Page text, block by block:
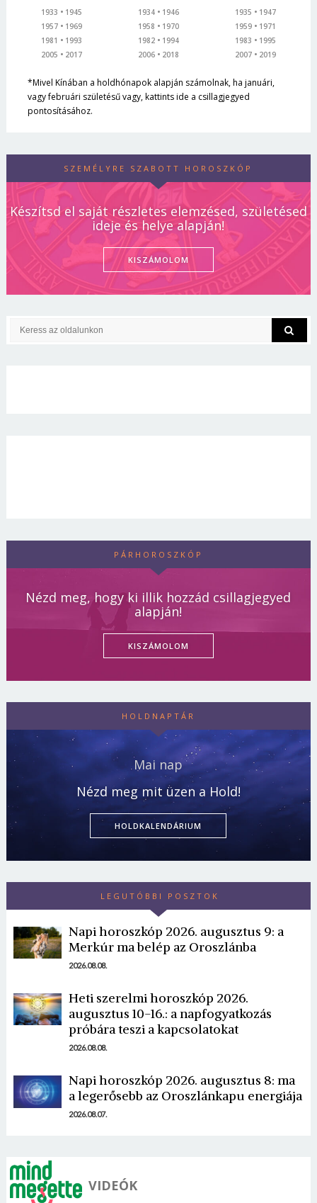
1933
1945
1957
1969
1981
1993
2005
2017
1934
1946
1958
1970
1982
1994
2006
2018
1935
1947
1959
1971
1983
1995
2007
2019
*Mivel Kínában a holdhónapok alapján számolnak, ha januári,
vagy februári születésű vagy, kattints ide a csillagjegyed
pontosításához.
SZEMÉLYRE SZABOTT HOROSZKÓP
Készítsd el saját részletes elemzésed, születésed
ideje és helye alapján!
KISZÁMOLOM
PÁRHOROSZKÓP
Nézd meg, hogy ki illik hozzád csillagjegyed
alapján!
KISZÁMOLOM
HOLDNAPTÁR
Mai nap
Nézd meg mit üzen a Hold!
HOLDKALENDÁRIUM
LEGUTÓBBI POSZTOK
Napi horoszkóp 2026. augusztus 9: a
Merkúr ma belép az Oroszlánba
2026.08.08.
Heti szerelmi horoszkóp 2026.
augusztus 10-16.: a napfogyatkozás
próbára teszi a kapcsolatokat
2026.08.08.
Napi horoszkóp 2026. augusztus 8: ma
a legerősebb az Oroszlánkapu energiája
2026.08.07.
VIDEÓK
Borsonline bejelentkezés
Mégse